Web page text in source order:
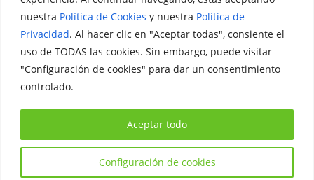
nuestra Política de Cookies y nuestra Política de
Privacidad. Al hacer clic en "Aceptar todas", consiente el
uso de TODAS las cookies. Sin embargo, puede visitar
"Configuración de cookies" para dar un consentimiento
controlado.
Configuración de cookies
Aceptar todo
Legal
Aviso Legal
Política de Privacidad
Política de Cookies
Copyright © 2026Iniciativa Internacional Joven